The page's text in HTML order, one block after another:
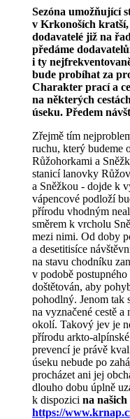
Sezóna umožňující
v Krkonoších
dodavatelé již na
předáme
i ty
bude probíhat za
Charakter prací a
na některých
úseku. Předem
Zřejmě tím
ruchu, který budeme
Růžohorkami a
stanicí lanovky
a Sněžkou - dojde k
vápencové podloží
přírodu vhodným
směrem k vrcholu
mezi nimi. Od doby
a desetitisíce
na stavu chodníku
v podobě
doštětován, aby
pohodlný. Jenom tak
na vyznačené cestě
okolí. Takový jev je
přírodu arkto-
prevencí je právě
úseku nebude po
procházet ani jej
dlouho dobu úplně
k dispozici na
https://